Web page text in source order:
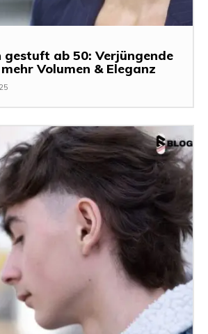
gestuft ab 50: Verjüngende
Volumen & Eleganz